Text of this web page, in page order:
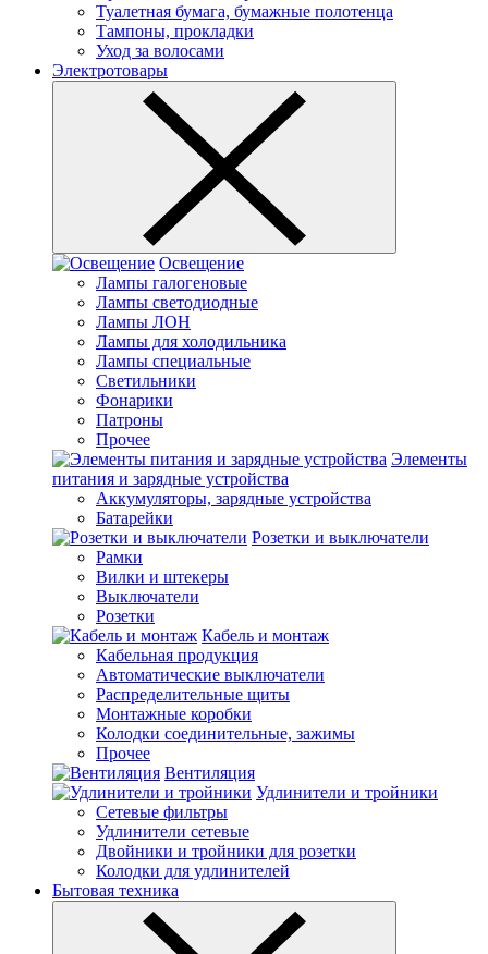
Туалетная бумага, бумажные полотенца
Тампоны, прокладки
Уход за волосами
Электротовары
Освещение
Лампы галогеновые
Лампы светодиодные
Лампы ЛОН
Лампы для холодильника
Лампы специальные
Светильники
Фонарики
Патроны
Прочее
Элементы
питания и зарядные устройства
Аккумуляторы, зарядные устройства
Батарейки
Розетки и выключатели
Рамки
Вилки и штекеры
Выключатели
Розетки
Кабель и монтаж
Кабельная продукция
Автоматические выключатели
Распределительные щиты
Монтажные коробки
Колодки соединительные, зажимы
Прочее
Вентиляция
Удлинители и тройники
Сетевые фильтры
Удлинители сетевые
Двойники и тройники для розетки
Колодки для удлинителей
Бытовая техника